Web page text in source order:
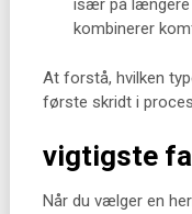
kombinerer
At forstå, hvilken
første skridt i
vigtigste
Når du vælger en